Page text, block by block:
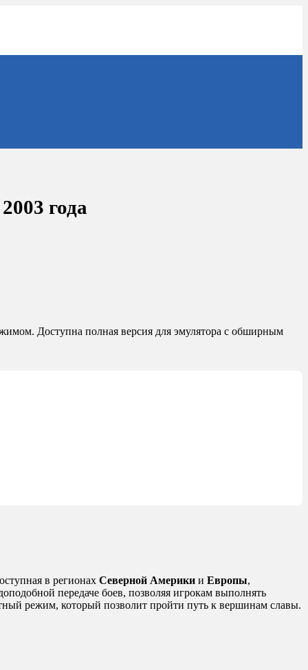
года
Доступна полная версия для эмулятора с обширным
в регионах Северной Америки и Европы,
передаче боев, позволяя игрокам выполнять
режим, который позволит пройти путь к вершинам славы.